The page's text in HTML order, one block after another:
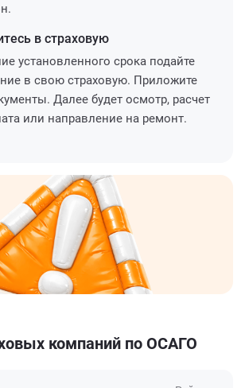
в страховую
установленного срока подайте
в свою страховую. Приложите
Далее будет осмотр, расчет
или направление на ремонт.
компаний по ОСАГО